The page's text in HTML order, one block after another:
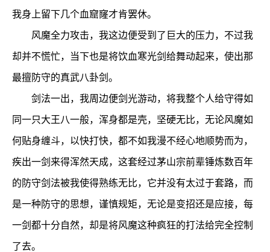
我身上留下几个血窟窿才肯罢休。
风魔全力攻击，我这边便受到了巨大的压力，不过我
却并不慌忙，当下也是将饮血寒光剑给舞动起来，使出那
最擅防守的真武八卦剑。
剑法一出，我周边便剑光游动，将我整个人给守得如
同一只大王八一般，浑身都是壳，坚硬无比，无论风魔如
何贴身缠斗，以快打快，都不如我漫不经心地顺势而为，
疾出一剑来得浑然天成，这套经过茅山宗前辈锤炼数百年
的防守剑法被我使得熟练无比，它并没有太过于套路，而
是一种防守的思想，谨慎规矩，无论是变招还是应接，每
一剑都十分自然，却是将风魔这种疯狂的打法给完全控制
了去。